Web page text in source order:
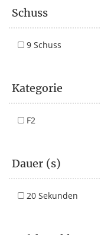
Schuss
9 Schuss
Kategorie
F2
Dauer (s)
20 Sekunden